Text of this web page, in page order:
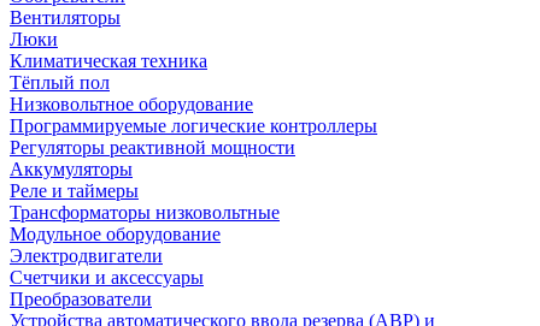
Вентиляторы
Люки
Климатическая техника
Тёплый пол
Низковольтное оборудование
Программируемые логические контроллеры
Регуляторы реактивной мощности
Аккумуляторы
Реле и таймеры
Трансформаторы низковольтные
Модульное оборудование
Электродвигатели
Счетчики и аксессуары
Преобразователи
Устройства автоматического ввода резерва (АВР) и